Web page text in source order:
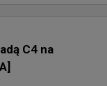
C4 na